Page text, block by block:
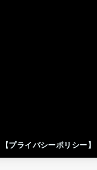
【プライバシーポリシー】